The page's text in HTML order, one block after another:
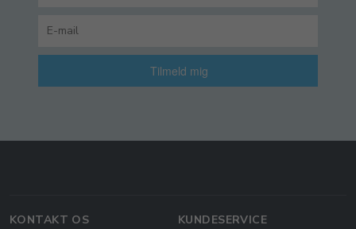
Tilmeld mig
KONTAKT OS KUNDESERVICE